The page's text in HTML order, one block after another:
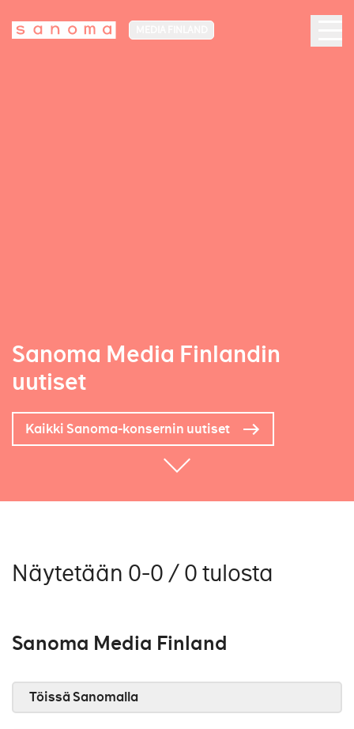
Sanoma Media Finlandin
uutiset
Kaikki Sanoma-konsernin uutiset
Näytetään 0-0 / 0 tulosta
Sanoma Media Finland
Töissä Sanomalla